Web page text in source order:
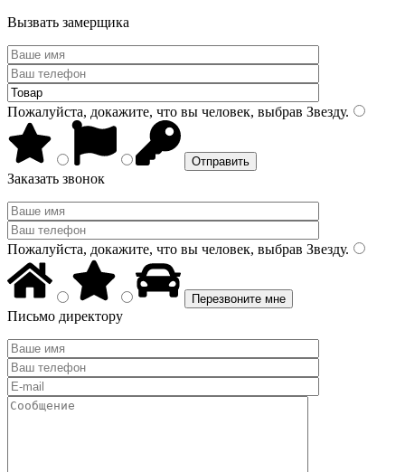
Вызвать замерщика
Пожалуйста, докажите, что вы человек, выбрав Звезду.
Заказать звонок
Пожалуйста, докажите, что вы человек, выбрав Звезду.
Письмо директору